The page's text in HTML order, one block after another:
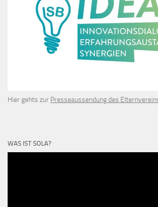
Hier gehts zur Presseaussendung des
WAS IST SOLA?